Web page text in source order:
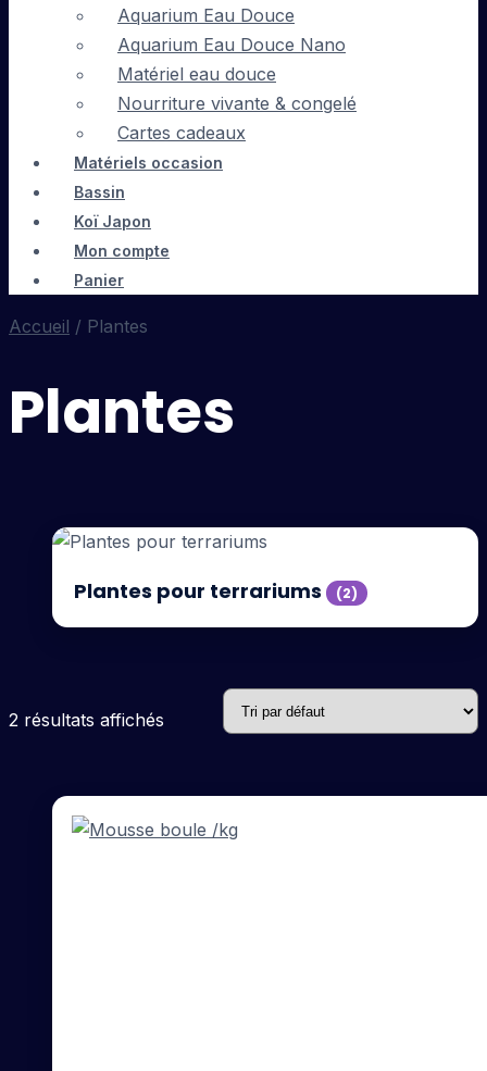
Aquarium Eau Douce
Aquarium Eau Douce Nano
Matériel eau douce
Nourriture vivante & congelé
Cartes cadeaux
Matériels occasion
Bassin
Koï Japon
Mon compte
Panier
Accueil / Plantes
Plantes
Plantes pour terrariums (2)
2 résultats affichés